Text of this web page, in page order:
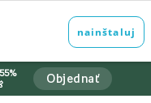
Objednať